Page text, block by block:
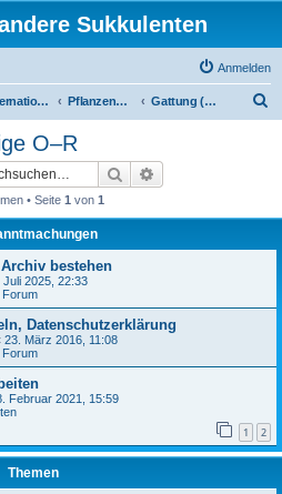
Sukkulenten
Anmelden
International Stapeliad Group Forum Pflanzenportraits Gattung (Genus) übrige O–R
O–R
Suche
• Seite 1 von 1
bestehen
Juli 2025, 22:33
Forum
Datenschutzerklärung
23. März 2016, 11:08
Forum
Februar 2021, 15:59
1 2
Themen